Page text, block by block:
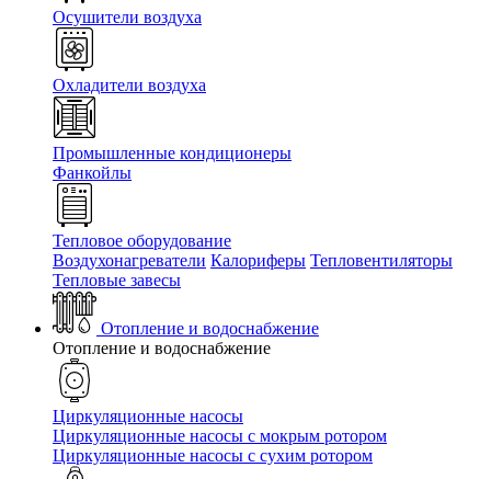
Осушители воздуха
Охладители воздуха
Промышленные кондиционеры
Фанкойлы
Тепловое оборудование
Воздухонагреватели Калориферы Тепловентиляторы
Тепловые завесы
Отопление и водоснабжение
Отопление и водоснабжение
Циркуляционные насосы
Циркуляционные насосы с мокрым ротором
Циркуляционные насосы с сухим ротором